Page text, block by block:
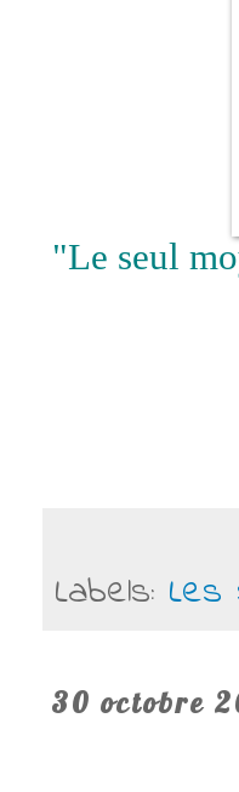
"Le seul
Labels:
30 octobre